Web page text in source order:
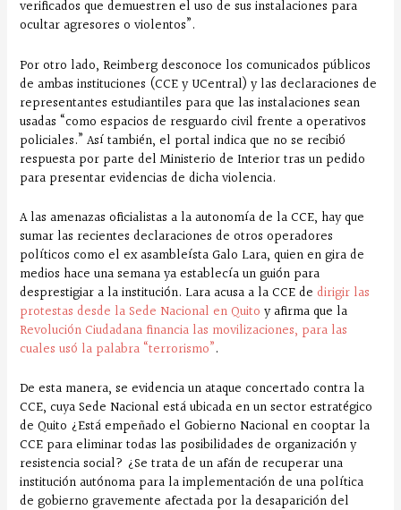
verificados que demuestren el uso de sus instalaciones para
ocultar agresores o violentos”.
Por otro lado, Reimberg desconoce los comunicados públicos
de ambas instituciones (CCE y UCentral) y las declaraciones de
representantes estudiantiles para que las instalaciones sean
usadas “como espacios de resguardo civil frente a operativos
policiales.” Así también, el portal indica que no se recibió
respuesta por parte del Ministerio de Interior tras un pedido
para presentar evidencias de dicha violencia.
A las amenazas oficialistas a la autonomía de la CCE, hay que
sumar las recientes declaraciones de otros operadores
políticos como el ex asambleísta Galo Lara, quien en gira de
medios hace una semana ya establecía un guión para
desprestigiar a la institución. Lara acusa a la CCE de dirigir las
protestas desde la Sede Nacional en Quito y afirma que la
Revolución Ciudadana financia las movilizaciones, para las
cuales usó la palabra “terrorismo”.
De esta manera, se evidencia un ataque concertado contra la
CCE, cuya Sede Nacional está ubicada en un sector estratégico
de Quito ¿Está empeñado el Gobierno Nacional en cooptar la
CCE para eliminar todas las posibilidades de organización y
resistencia social? ¿Se trata de un afán de recuperar una
institución autónoma para la implementación de una política
de gobierno gravemente afectada por la desaparición del